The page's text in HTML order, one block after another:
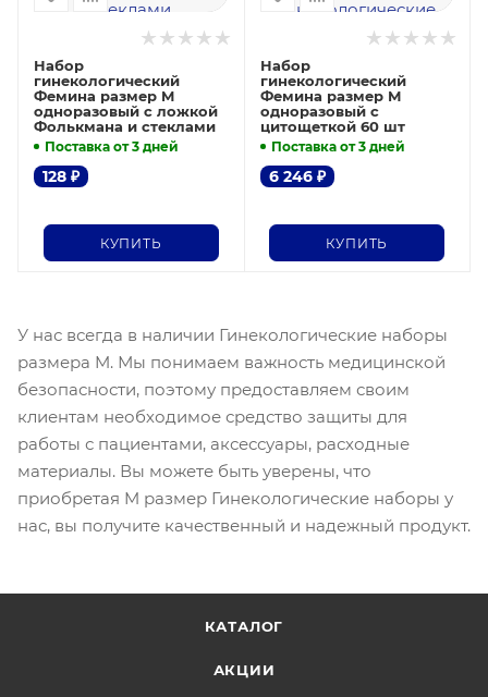
Набор
гинекологический
Фемина размер M
одноразовый с ложкой
Фолькмана и стеклами
Поставка от 3 дней
128 ₽
КУПИТЬ
Набор
гинекологический
Фемина размер М
одноразовый с
цитощеткой 60 шт
Поставка от 3 дней
6 246₽
КУПИТЬ
У нас всегда в наличии Гинекологические наборы
размера M. Мы понимаем важность медицинской
безопасности, поэтому предоставляем своим
клиентам необходимое средство защиты для
работы с пациентами, аксессуары, расходные
материалы. Вы можете быть уверены, что
приобретая M размер Гинекологические наборы у
нас, вы получите качественный и надежный продукт.
КАТАЛОГ
АКЦИИ